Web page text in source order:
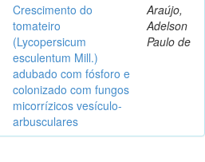
Crescimento do
tomateiro
(Lycopersicum
esculentum Mill.)
adubado com fósforo e
colonizado com fungos
micorrízicos vesículo-
arbusculares
Araújo,
Adelson
Paulo de